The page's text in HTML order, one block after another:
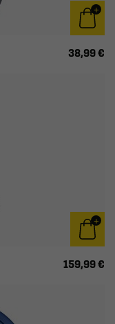
38,99 €
159,99 €